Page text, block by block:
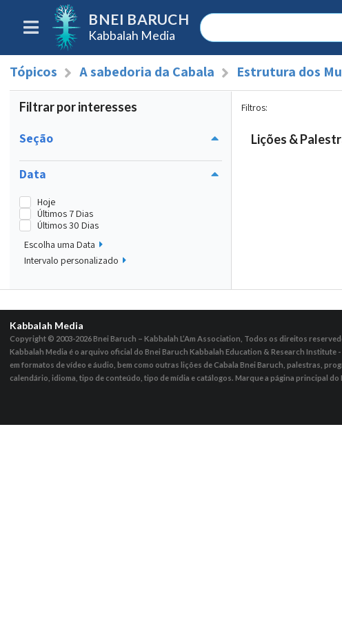
BNEI BARUCH
Kabbalah Media
Tópicos A sabedoria da Cabala Estrutura dos
Filtrar por interesses
Seção
Data
Hoje
Últimos 7 Dias
Últimos 30 Dias
Escolha uma Data
Intervalo personalizado
Filtros:
Lições &
Kabbalah Media
Copyright © 2003-2026Bnei Baruch – Kabbalah L’Am Association, Todos os direitos
Kabbalah Media é o arquivo oficial do Bnei Baruch Kabbalah Education & Research Institute -
em formatos de vídeo e áudio, bem como outras lições de Cabala Bnei Baruch, palestras,
calendário, idioma, tipo de conteúdo, tipo de mídia e catálogos. Marque a página principal